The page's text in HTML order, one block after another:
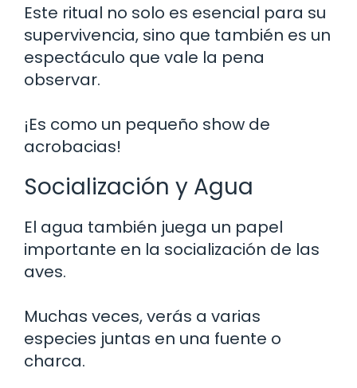
Este ritual no solo es esencial para su
supervivencia, sino que también es un
espectáculo que vale la pena
observar.
¡Es como un pequeño show de
acrobacias!
Socialización y Agua
El agua también juega un papel
importante en la socialización de las
aves.
Muchas veces, verás a varias
especies juntas en una fuente o
charca.